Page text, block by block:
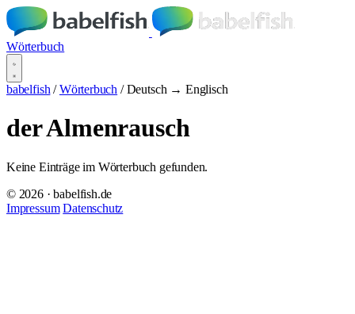
Wörterbuch
babelfish / Wörterbuch / Deutsch → Englisch
der Almenrausch
Keine Einträge im Wörterbuch gefunden.
© 2026 · babelfish.de
Impressum Datenschutz